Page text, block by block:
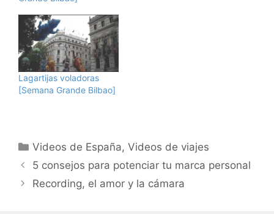
Lagartijas voladoras
[Semana Grande Bilbao]
Categorías
Videos de España,Videos de viajes
5 consejos para potenciar tu marca personal
Recording, el amor y la cámara